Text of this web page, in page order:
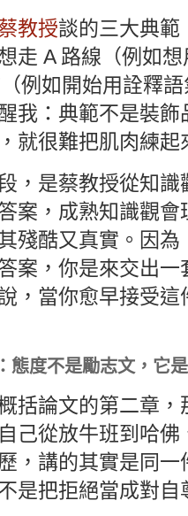
教授談的三大典範
走 A 路線（例如
例如開始用詮釋
我：典範不是裝
就很難把肌肉練起
，是蔡教授從知
案，成熟知識觀
殘酷又真實。因
案，你是來交出
，當你愈早接受
態度不是勵志文，它
括論文的第二章
己從放牛班到哈
，講的其實是同
是把拒絕當成對自